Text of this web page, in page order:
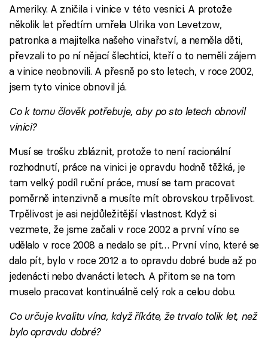
Ameriky. A zničila i vinice v této vesnici. A protože
několik let předtím umřela Ulrika von Levetzow,
patronka a majitelka našeho vinařství, a neměla děti,
převzali to po ní nějací šlechtici, kteří o to neměli zájem
a vinice neobnovili. A přesně po sto letech, v roce 2002,
jsem tyto vinice obnovil já.
Co k tomu člověk potřebuje, aby po sto letech obnovil
vinici?
Musí se trošku zbláznit, protože to není racionální
rozhodnutí, práce na vinici je opravdu hodně těžká, je
tam velký podíl ruční práce, musí se tam pracovat
poměrně intenzivně a musíte mít obrovskou trpělivost.
Trpělivost je asi nejdůležitější vlastnost. Když si
vezmete, že jsme začali v roce 2002 a první víno se
udělalo v roce 2008 a nedalo se pít… První víno, které se
dalo pít, bylo v roce 2012 a to opravdu dobré bude až po
jedenácti nebo dvanácti letech. A přitom se na tom
muselo pracovat kontinuálně celý rok a celou dobu.
Co určuje kvalitu vína, když říkáte, že trvalo tolik let, než
bylo opravdu dobré?